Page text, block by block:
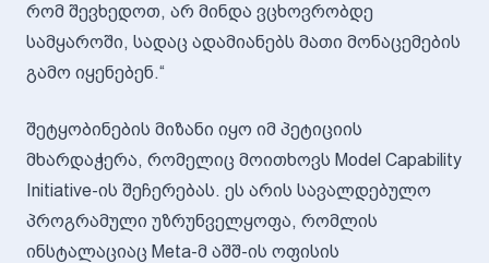
რომ შევხედოთ, არ მინდა ვცხოვრობდე
სამყაროში, სადაც ადამიანებს მათი მონაცემების
გამო იყენებენ.“
შეტყობინების მიზანი იყო იმ პეტიციის
მხარდაჭერა, რომელიც მოითხოვს Model Capability
Initiative-ის შეჩერებას. ეს არის სავალდებულო
პროგრამული უზრუნველყოფა, რომლის
ინსტალაციაც Meta-მ აშშ-ის ოფისის